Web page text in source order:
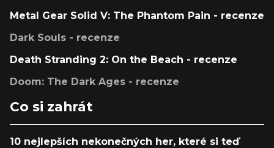
Metal Gear Solid V: The Phantom Pain - recenze
Dark Souls - recenze
Death Stranding 2: On the Beach - recenze
Doom: The Dark Ages - recenze
Co si zahrát
10 nejlepších nekonečných her, které si teď